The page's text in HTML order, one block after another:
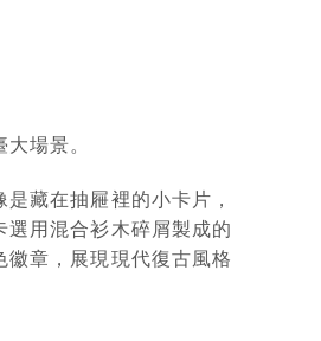
場景。
藏在抽屜裡的小卡片，
用混合衫木碎屑製成的
章，展現現代復古風格